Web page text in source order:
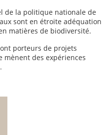
de la politique nationale de
sont en étroite adéquation
matières de biodiversité.
porteurs de projets
mènent des expériences